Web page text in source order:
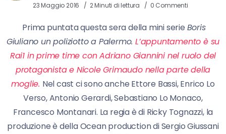
23 Maggio 2016 2 Minuti di lettura 0 Commenti
Prima puntata questa sera della mini serie Boris
Giuliano un poliziotto a Palermo. L’appuntamento è su
Rai1 in prime time con Adriano Giannini nel ruolo del
protagonista e Nicole Grimaudo nella parte della
moglie. Nel cast ci sono anche Ettore Bassi, Enrico Lo
Verso, Antonio Gerardi, Sebastiano Lo Monaco,
Francesco Montanari. La regia è di Ricky Tognazzi, la
produzione è della Ocean production di Sergio Giussani